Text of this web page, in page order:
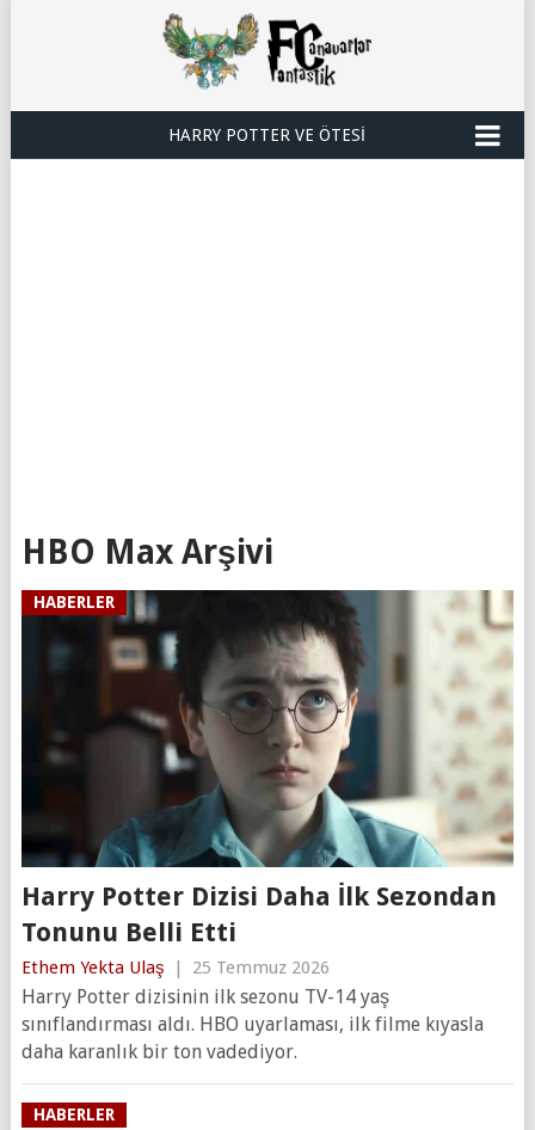
HARRY POTTER VE ÖTESI
HBO Max Arşivi
HABERLER
Harry Potter Dizisi Daha İlk Sezondan
Tonunu Belli Etti
Ethem Yekta Ulaş 25 Temmuz 2026
Harry Potter dizisinin ilk sezonu TV-14 yaş
sınıflandırması aldı. HBO uyarlaması, ilk filme kıyasla
daha karanlık bir ton vadediyor.
HABERLER